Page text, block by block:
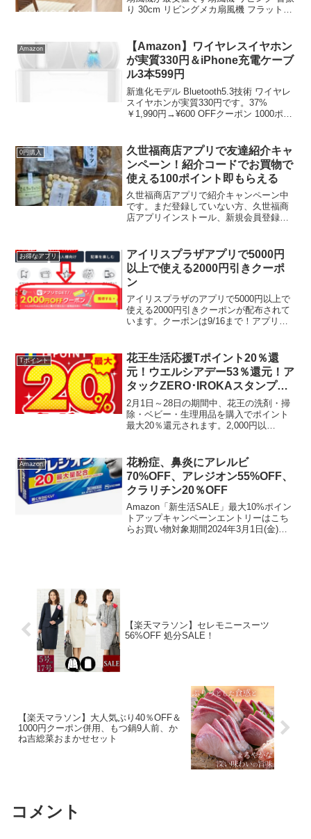
り 30cm リビングメカ扇風機 フラットガ
能も十分。口コミもよいです。な...
Amazon
【Amazon】ワイヤレスイヤホン
が実質330円＆iPhone充電ケーブ
ル3本599円
新進化モデル Bluetooth5.3技術 ワイヤレ
スイヤホンが実質330円です。37%
￥1,990円→¥600 OFFクーポン 1000ポイ
より教え...
0円購入
久世福商店アプリで友達紹介キャ
ンペーン！紹介コードでお買物で
使える100ポイント即もらえる
久世福商店アプリで紹介キャンペーン中
です。まだ登録していない方、久世福商
店アプリインストール、新規会員登録完
お買物をしてきました。左からいかげそ
竜田揚げ 680円農...
お得なアプリ
アイリスプラザアプリで5000円
以上で使える2000円引きクーポ
ン
アイリスプラザのアプリで5000円以上で
使える2000円引きクーポンが配布されて
います。クーポンは9/16まで！アプリ再
ラベルレス 5本＋1本無料キャンペーン
【4...
Tポイント
花王生活応援Tポイント20％還
元！ウエルシアデー53％還元！ア
タックZERO･IROKAスタンプラ
リー併用可能？
2月1日～28日の期間中、花王の洗剤・掃
除・ベビー・生理用品を購入でポイント
最大20％還元されます。2,000円以
イントプレゼント （20％還元）※1回の
会...
Amazon
花粉症、鼻炎にアレルビ
70%OFF、アレジオン55%OFF、
クラリチン20％OFF
Amazon「新生活SALE」最大10%ポイン
トアップキャンペーンエントリーはこち
らお買い物対象期間2024年3月1日(金)
【楽天マラソン】セレモニースーツ
56%OFF 処分SALE！
【楽天マラソン】大人気ぶり40％OFF＆
1000円クーポン併用、もつ鍋9人前、か
ね吉総菜おまかせセット
コメント